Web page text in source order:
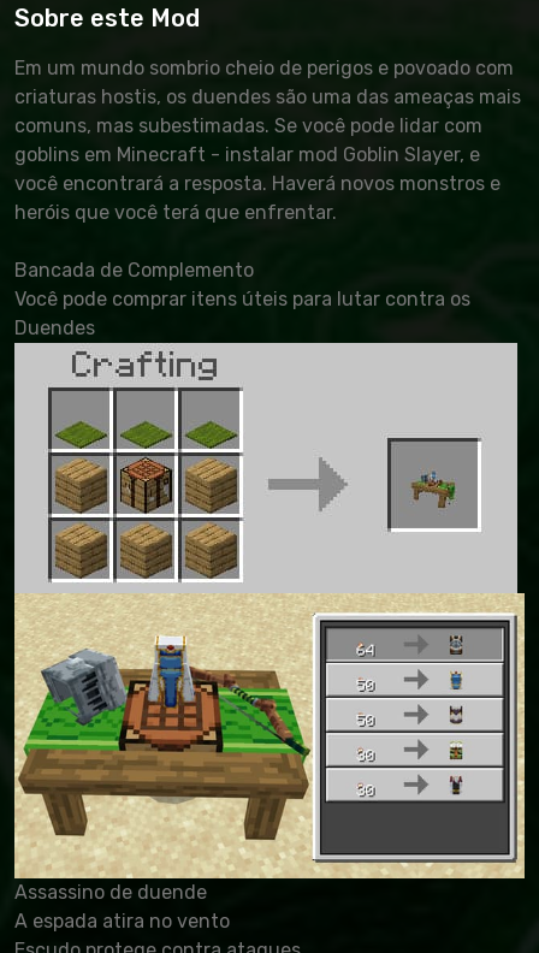
Sobre este Mod
Em um mundo sombrio cheio de perigos e povoado com
criaturas hostis, os duendes são uma das ameaças mais
comuns, mas subestimadas. Se você pode lidar com
goblins em Minecraft - instalar mod Goblin Slayer, e
você encontrará a resposta. Haverá novos monstros e
heróis que você terá que enfrentar.
Bancada de Complemento
Você pode comprar itens úteis para lutar contra os
Duendes
Assassino de duende
A espada atira no vento